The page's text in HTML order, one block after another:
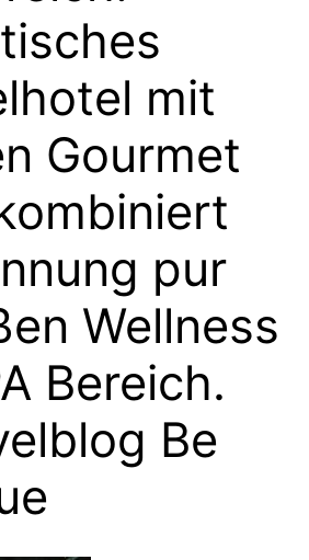
mit
Gourmet
pur
Wellness
Bereich.
Be